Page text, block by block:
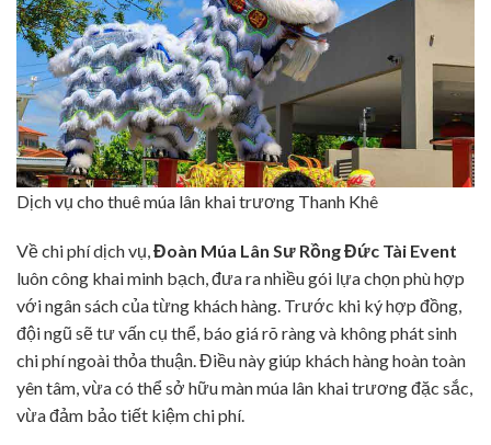
Dịch vụ cho thuê múa lân khai trương Thanh Khê
Về chi phí dịch vụ,Đoàn Múa Lân Sư RồngĐức Tài Event
luôn công khai minh bạch, đưa ra nhiều gói lựa chọn phù hợp
với ngân sách của từng khách hàng. Trước khi ký hợp đồng,
đội ngũ sẽ tư vấn cụ thể, báo giá rõ ràng và không phát sinh
chi phí ngoài thỏa thuận. Điều này giúp khách hàng hoàn toàn
yên tâm, vừa có thể sở hữu màn múa lân khai trương đặc sắc,
vừa đảm bảo tiết kiệm chi phí.